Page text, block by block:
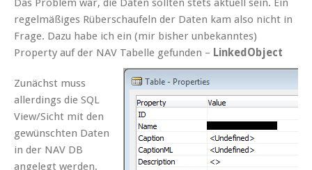
Das Problem war, die Daten sollten stets aktuell sein. Ein
regelmäßiges Rüberschaufeln der Daten kam also nicht in
Frage. Dazu habe ich ein (mir bisher unbekanntes)
Property auf der NAV Tabelle gefunden – LinkedObject
Zunächst muss
allerdings die SQL
View/Sicht mit den
gewünschten Daten
in der NAV DB
angelegt werden.